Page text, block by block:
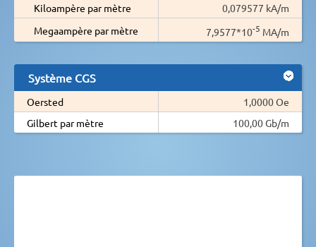
Kiloampère par mètre
0,079577 kA/m
Megaampère par mètre
7,9577*10-5 MA/m
Système CGS
Oersted
1,0000 Oe
Gilbert par mètre
100,00 Gb/m